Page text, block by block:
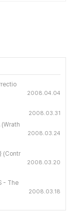
2008.04.04
2008.03.31
(Wrath
2008.03.24
(Contr
2008.03.20
- The
2008.03.18